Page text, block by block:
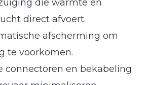
die warmte en
direct afvoert.
afscherming om
te voorkomen.
connectoren en bekabeling